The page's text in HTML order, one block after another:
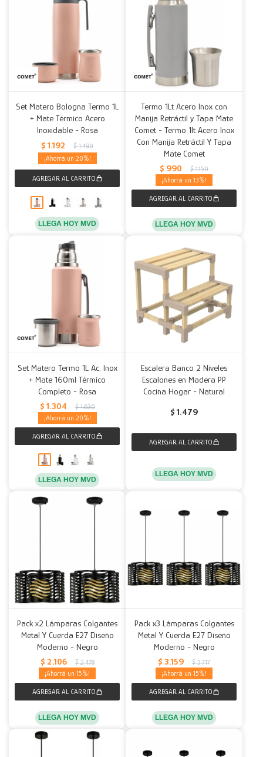
Set Matero Bologna Termo 1L
+ Mate Térmico Acero
Inoxidable - Rosa
$ 1.192 $ 1.490
20
LLEGA HOY MVD
Termo 1Lt Acero Inox con
Manija Retráctil y Tapa Mate
Comet - Termo 1lt Acero Inox
Con Manija Retráctil Y Tapa
Mate Comet
$ 990 $ 1.150
13
LLEGA HOY MVD
Set Matero Termo 1L Ac. Inox
+ Mate 160ml Térmico
Completo - Rosa
$ 1.304 $ 1.630
20
LLEGA HOY MVD
Escalera Banco 2 Niveles
Escalones en Madera PP
Cocina Hogar - Natural
$ 1.479
LLEGA HOY MVD
Pack x2 Lámparas Colgantes
Metal Y Cuerda E27 Diseño
Moderno - Negro
$ 2.106 $ 2.478
15
LLEGA HOY MVD
Pack x3 Lámparas Colgantes
Metal Y Cuerda E27 Diseño
Moderno - Negro
$ 3.159 $ 3.717
15
LLEGA HOY MVD